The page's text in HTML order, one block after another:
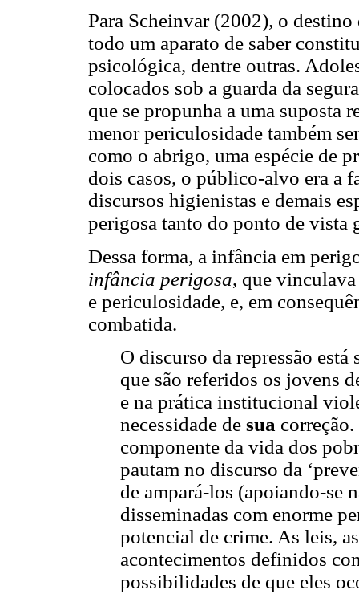
Para Scheinvar (2002), o
todo um aparato de saber
psicológica, dentre outras.
colocados sob a guarda da
que se propunha a uma suposta
menor periculosidade também
como o abrigo, uma espécie de
dois casos, o público-alvo era a
discursos higienistas e demais
perigosa tanto do ponto de vista
Dessa forma, a infância em
infância perigosa, que
e periculosidade, e, em
combatida.
O discurso da repressão
que são referidos os jovens
e na prática institucional
necessidade de sua
componente da vida dos
pautam no discurso da
de ampará-los (apoiando-se
disseminadas com enorme
potencial de crime. As leis,
acontecimentos definidos
possibilidades de que eles